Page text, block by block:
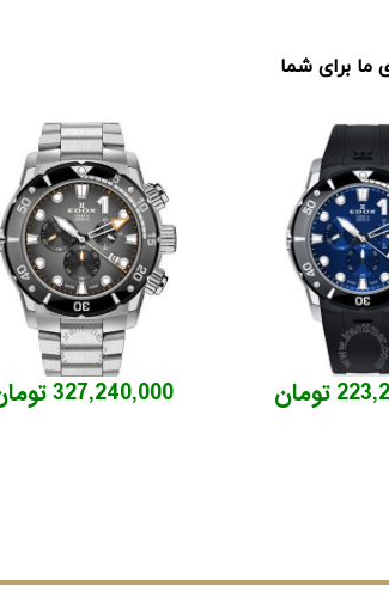
ما برای شما
327,240,000 تومان تومان